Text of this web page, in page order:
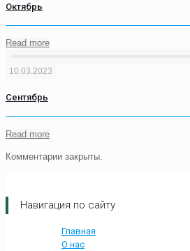
Октябрь
Read more
10.03.2023
Сентябрь
Read more
Комментарии закрыты.
Навигация по сайту
Главная
О нас